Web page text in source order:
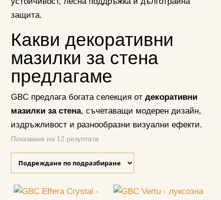
защита.
Какви декоративни
мазилки за стена
предлагаме
GBC предлага богата селекция отдекоративни
мазилки за стена, съчетаващи модерен дизайн,
издръжливост и разнообразни визуални ефекти.
Показване на 12 резултата